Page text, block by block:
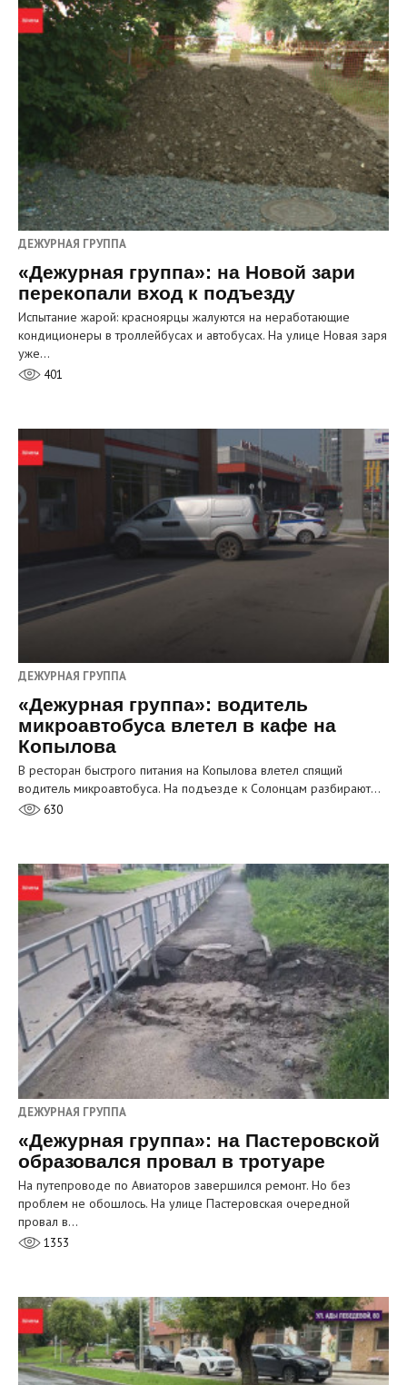
ДЕЖУРНАЯ ГРУППА
«Дежурная группа»: на Новой зари
перекопали вход к подъезду
Испытание жарой: красноярцы жалуются на неработающие
кондиционеры в троллейбусах и автобусах. На улице Новая заря
уже…
401
ДЕЖУРНАЯ ГРУППА
«Дежурная группа»: водитель
микроавтобуса влетел в кафе на
Копылова
В ресторан быстрого питания на Копылова влетел спящий
водитель микроавтобуса. На подъезде к Солонцам разбирают…
630
ДЕЖУРНАЯ ГРУППА
«Дежурная группа»: на Пастеровской
образовался провал в тротуаре
На путепроводе по Авиаторов завершился ремонт. Но без
проблем не обошлось. На улице Пастеровская очередной
провал в…
1353